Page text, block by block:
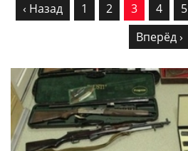
‹ Назад 1 2 3 4 5
Вперёд ›